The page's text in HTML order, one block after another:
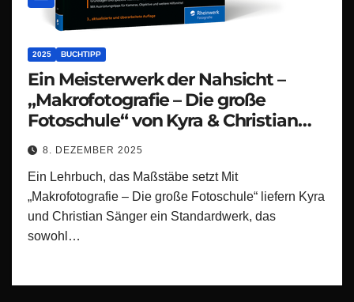
2025 BUCHTIPP
Ein Meisterwerk der Nahsicht –
„Makrofotografie – Die große
Fotoschule“ von Kyra & Christian
Sänger
8. DEZEMBER 2025
Ein Lehrbuch, das Maßstäbe setzt Mit
„Makrofotografie – Die große Fotoschule“ liefern Kyra
und Christian Sänger ein Standardwerk, das
sowohl…